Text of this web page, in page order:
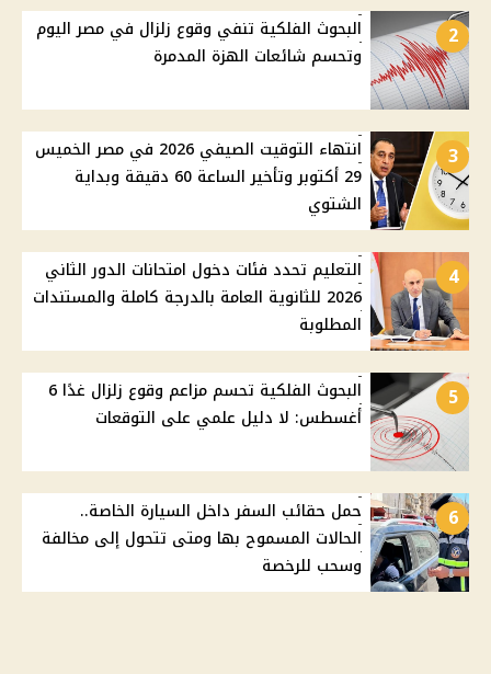
2
البحوث الفلكية تنفي وقوع زلزال في مصر اليوم
وتحسم شائعات الهزة المدمرة
3
انتهاء التوقيت الصيفي 2026 في مصر الخميس
29 أكتوبر وتأخير الساعة 60 دقيقة وبداية
الشتوي
4
التعليم تحدد فئات دخول امتحانات الدور الثاني
2026 للثانوية العامة بالدرجة كاملة والمستندات
المطلوبة
5
البحوث الفلكية تحسم مزاعم وقوع زلزال غدًا 6
أغسطس: لا دليل علمي على التوقعات
6
حمل حقائب السفر داخل السيارة الخاصة..
الحالات المسموح بها ومتى تتحول إلى مخالفة
وسحب للرخصة